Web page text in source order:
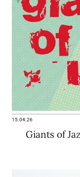
15.04.26
Giants of